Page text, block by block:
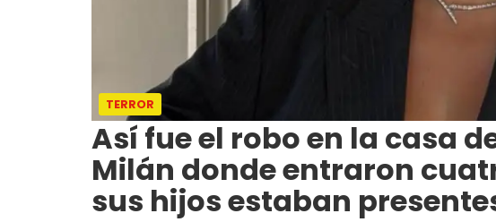
TERROR
Así fue el robo en la casa
Milán donde entraron
sus hijos estaban